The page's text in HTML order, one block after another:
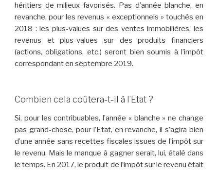
héritiers de milieux favorisés. Pas d’année blanche, en
revanche, pour les revenus « exceptionnels » touchés en
2018 : les plus-values sur des ventes immobilières, les
revenus et plus-values sur des produits financiers
(actions, obligations, etc.) seront bien soumis à l’impôt
correspondant en septembre 2019.
Combien cela coûtera-t-il à l’Etat ?
Si, pour les contribuables, l’année « blanche » ne change
pas grand-chose, pour l’Etat, en revanche, il s’agira bien
d’une année sans recettes fiscales issues de l’impôt sur
le revenu. Mais le manque à gagner serait, lui, étalé dans
le temps. En 2017, le produit de l’impôt sur le revenu était